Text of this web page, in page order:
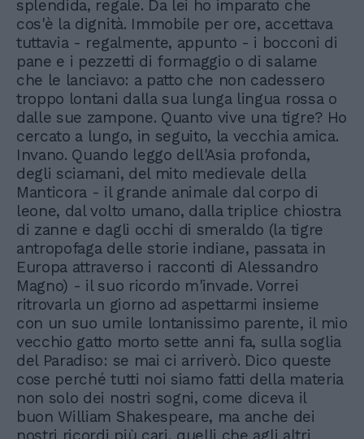
splendida, regale. Da lei ho imparato che
cos'è la dignità. Immobile per ore, accettava
tuttavia - regalmente, appunto - i bocconi di
pane e i pezzetti di formaggio o di salame
che le lanciavo: a patto che non cadessero
troppo lontani dalla sua lunga lingua rossa o
dalle sue zampone. Quanto vive una tigre? Ho
cercato a lungo, in seguito, la vecchia amica.
Invano. Quando leggo dell'Asia profonda,
degli sciamani, del mito medievale della
Manticora - il grande animale dal corpo di
leone, dal volto umano, dalla triplice chiostra
di zanne e dagli occhi di smeraldo (la tigre
antropofaga delle storie indiane, passata in
Europa attraverso i racconti di Alessandro
Magno) - il suo ricordo m'invade. Vorrei
ritrovarla un giorno ad aspettarmi insieme
con un suo umile lontanissimo parente, il mio
vecchio gatto morto sette anni fa, sulla soglia
del Paradiso: se mai ci arriverò. Dico queste
cose perché tutti noi siamo fatti della materia
non solo dei nostri sogni, come diceva il
buon William Shakespeare, ma anche dei